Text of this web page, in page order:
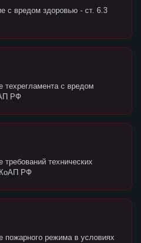
с вредом здоровью - ст. 6.3
с вредом
РФ
технических
КоАП РФ
режима в условиях